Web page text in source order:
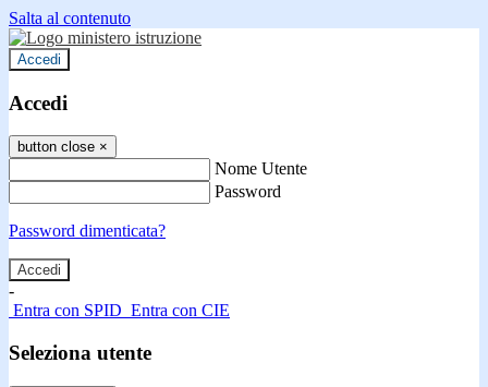
Salta al contenuto
Accedi
Accedi
button close ×
Nome Utente
Password
Password dimenticata?
-
Entra con SPID Entra con CIE
Seleziona utente